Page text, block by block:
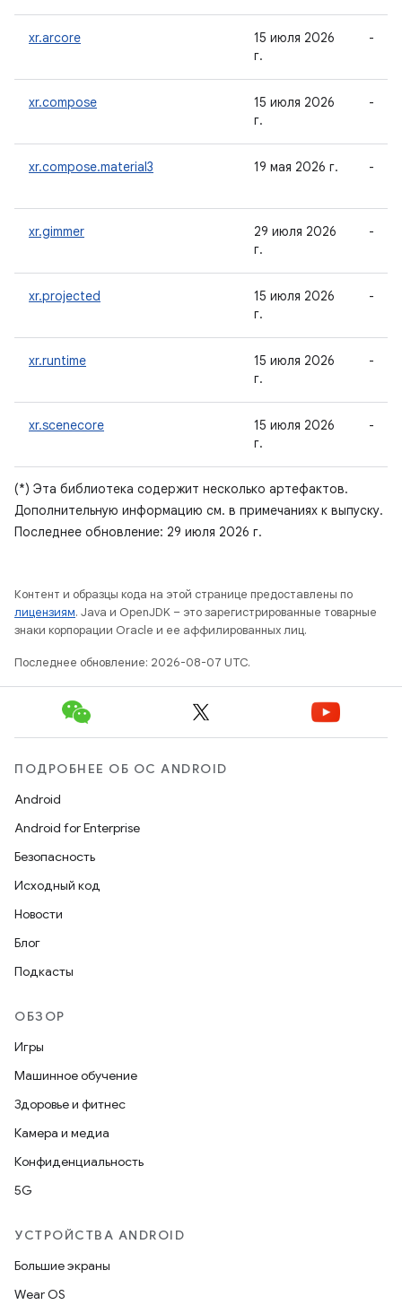
xr.arcore
15 июля 2026
г.
-
xr.compose
15 июля 2026
г.
-
xr.compose.material3 19 мая 2026 г. -
xr.gimmer
29 июля 2026
г.
-
xr.projected
15 июля 2026
г.
-
xr.runtime
15 июля 2026
г.
-
xr.scenecore
15 июля 2026
г.
-
(*) Эта библиотека содержит несколько артефактов.
Дополнительную информацию см. в примечаниях к выпуску.
Последнее обновление: 29 июля 2026 г.
Контент и образцы кода на этой странице предоставлены по
лицензиям. Java и OpenJDK – это зарегистрированные товарные
знаки корпорации Oracle и ее аффилированных лиц.
Последнее обновление: 2026-08-07 UTC.
ПОДРОБНЕЕ ОБ ОС ANDROID
Android
Android for Enterprise
Безопасность
Исходный код
Новости
Блог
Подкасты
ОБЗОР
Игры
Машинное обучение
Здоровье и фитнес
Камера и медиа
Конфиденциальность
5G
УСТРОЙСТВА ANDROID
Большие экраны
Wear OS